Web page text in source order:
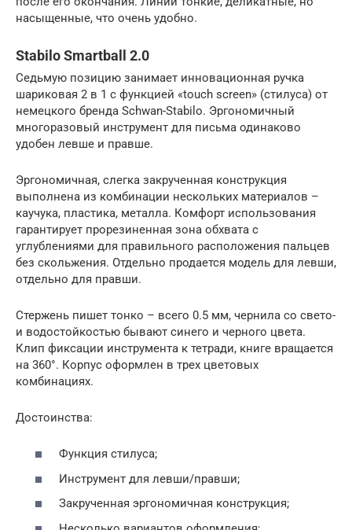
насыщенные, что очень удобно.
Stabilo Smartball 2.0
Седьмую позицию занимает инновационная ручка
шариковая 2 в 1 с функцией «touch screen» (стилуса) от
немецкого бренда Schwan-Stabilo. Эргономичный
многоразовый инструмент для письма одинаково
удобен левше и правше.
Эргономичная, слегка закрученная конструкция
выполнена из комбинации нескольких материалов –
каучука, пластика, металла. Комфорт использования
гарантирует прорезиненная зона обхвата с
углублениями для правильного расположения пальцев
без скольжения. Отдельно продается модель для левши,
отдельно для правши.
Стержень пишет тонко – всего 0.5 мм, чернила со свето-
и водостойкостью бывают синего и черного цвета.
Клип фиксации инструмента к тетради, книге вращается
на 360°. Корпус оформлен в трех цветовых
комбинациях.
Достоинства:
Функция стилуса;
Инструмент для левши/правши;
Закрученная эргономичная конструкция;